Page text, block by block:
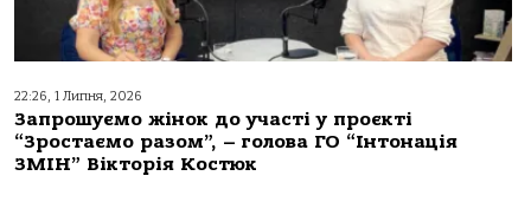
22:26, 1 Липня, 2026
Запрошуємо жінок до участі у проєкті
“Зростаємо разом”, – голова ГО “Інтонація
ЗМІН” Вікторія Костюк